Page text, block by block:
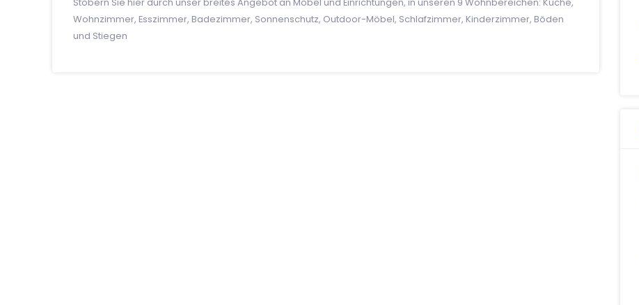
Wohnzimmer, Esszimmer, Badezimmer, Sonnenschutz, Outdoor-Möbel, Schlafzimmer, Kinderzimmer, Böden
und Stiegen